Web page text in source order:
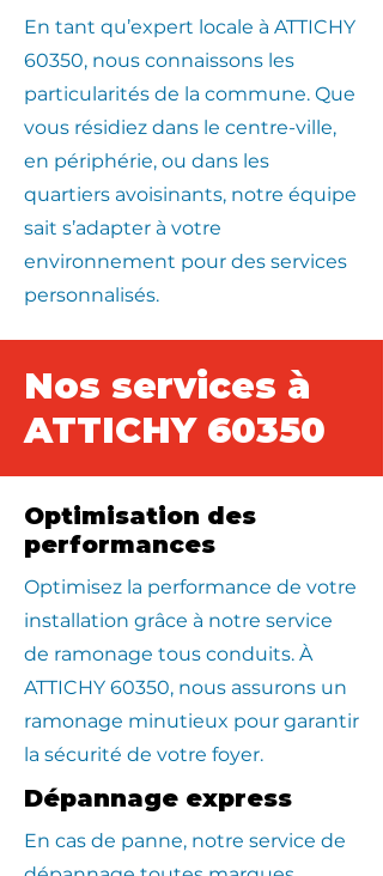
En tant qu’expert locale à ATTICHY
60350, nous connaissons les
particularités de la commune. Que
vous résidiez dans le centre-ville,
en périphérie, ou dans les
quartiers avoisinants, notre équipe
sait s’adapter à votre
environnement pour des services
personnalisés.
Nos services à
ATTICHY 60350
Optimisation des
performances
Optimisez la performance de votre
installation grâce à notre service
de ramonage tous conduits. À
ATTICHY 60350, nous assurons un
ramonage minutieux pour garantir
la sécurité de votre foyer.
Dépannage express
En cas de panne, notre service de